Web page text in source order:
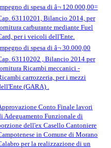
di spesa di â¬ 120.000,00=
63110201, Bilancio 2014, per
carburante mediante Fuel
per i veicoli dell'Ente.
di spesa di â¬ 30.000,00
63110202 , Bilancio 2014 per
Ricambi meccanici -
carrozzeria, per i mezzi
(GARA) .
Conto Finale lavori
Adeguamento Funzionale di
dell'ex Casello Cantoniere
in Comune di Morano
per la realizzazione di un